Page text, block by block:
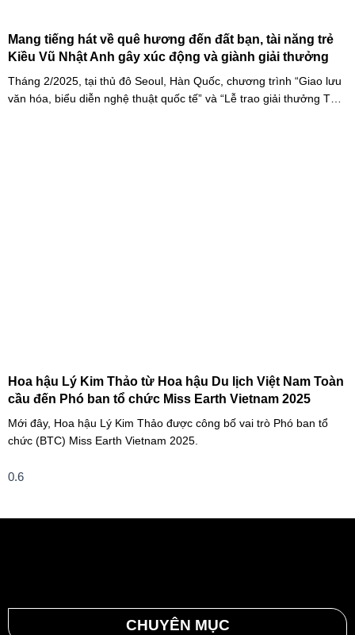
Mang tiếng hát về quê hương đến đất bạn, tài năng trẻ
Kiều Vũ Nhật Anh gây xúc động và giành giải thưởng
Tháng 2/2025, tại thủ đô Seoul, Hàn Quốc, chương trình “Giao lưu
văn hóa, biểu diễn nghệ thuật quốc tế” và “Lễ trao giải thưởng Tài
Hoa hậu Lý Kim Thảo từ Hoa hậu Du lịch Việt Nam Toàn
cầu đến Phó ban tổ chức Miss Earth Vietnam 2025
Mới đây, Hoa hậu Lý Kim Thảo được công bố vai trò Phó ban tổ
chức (BTC) Miss Earth Vietnam 2025.
CHUYÊN MỤC